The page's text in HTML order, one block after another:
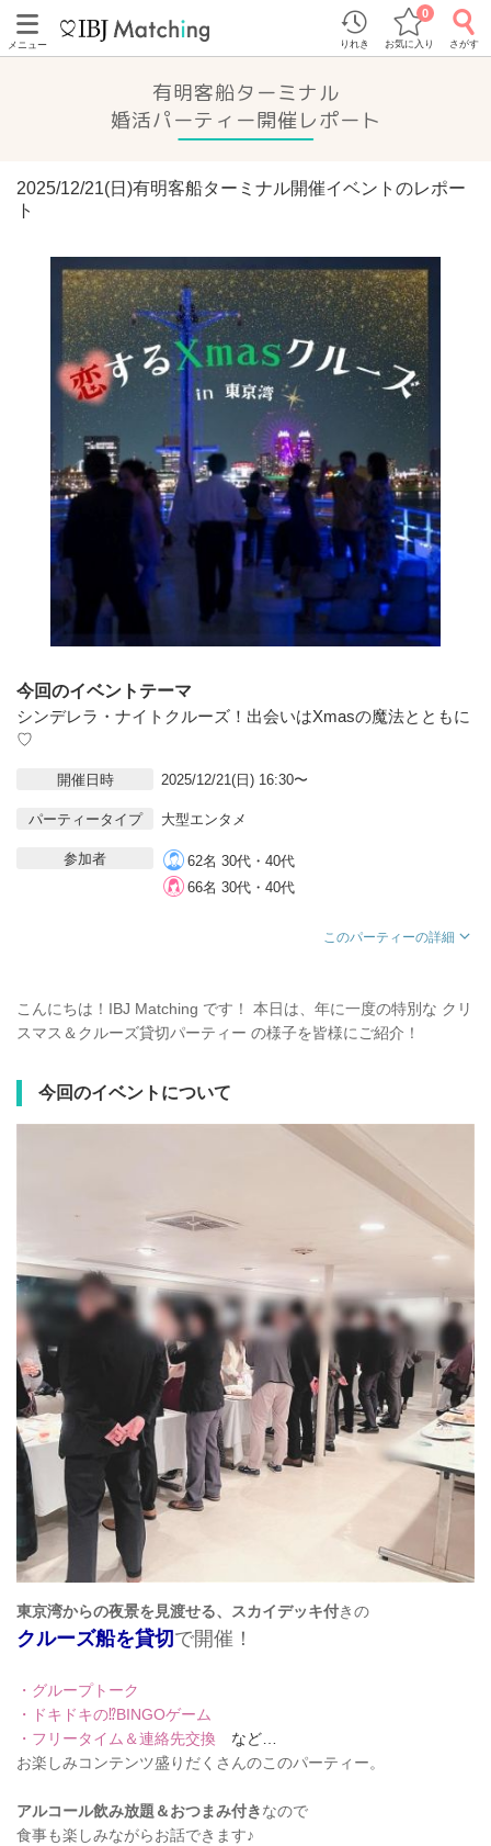
メニュー りれき お気に入り
0
さがす
有明客船ターミナル
婚活パーティー開催レポート
2025/12/21(日)有明客船ターミナル開催イベントのレポー
ト
今回のイベントテーマ
シンデレラ・ナイトクルーズ！出会いはXmasの魔法とともに
♡
開催日時 2025/12/21(日) 16:30〜
パーティータイプ 大型エンタメ
参加者
62名 30代・40代
66名 30代・40代
このパーティーの詳細
こんにちは！IBJ Matching です！ 本日は、年に一度の特別な クリ
スマス＆クルーズ貸切パーティー の様子を皆様にご紹介！
今回のイベントについて
東京湾からの夜景を見渡せる、スカイデッキ付きの
クルーズ船を貸切 で開催！
・グループトーク
・ドキドキの⁉BINGOゲーム
・フリータイム＆連絡先交換 など…
お楽しみコンテンツ盛りだくさんのこのパーティー。
アルコール飲み放題＆おつまみ付きなので
食事も楽しみながらお話できます♪